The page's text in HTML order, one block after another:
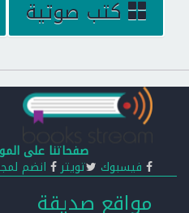
كتب صوتية
صفحاتنا على
فيسبوك تويتر انضم
مواقع صديقة